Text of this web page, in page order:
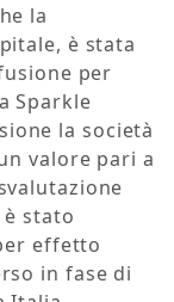
la
è stata
per
Sparkle
la società
valore pari a
stato
effetto
in fase di